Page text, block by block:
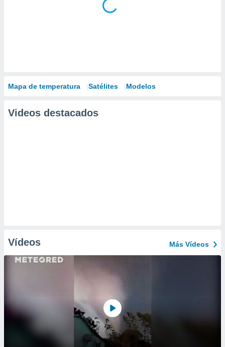
Mapa de temperatura Satélites Modelos
Videos destacados
Vídeos Más Vídeos